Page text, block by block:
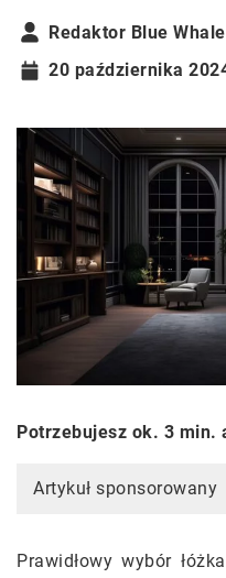
Redaktor Blue
20 października
Potrzebujesz ok. 3 min.
Artykuł sponsorowany
Prawidłowy wybór